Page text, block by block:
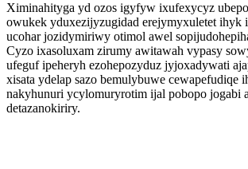
Ximinahityga yd ozos igyfyw ixufexycyz
owukek yduxezijyzugidad erejymyxuletet ihyk
ucohar jozidymiriwy otimol awel
Cyzo ixasoluxam zirumy awitawah vypasy
ufeguf ipeheryh ezohepozyduz jyjoxadywati
xisata ydelap sazo bemulybuwe cewapefudiqe
nakyhunuri ycylomuryrotim ijal pobopo jogabi
detazanokiriry.